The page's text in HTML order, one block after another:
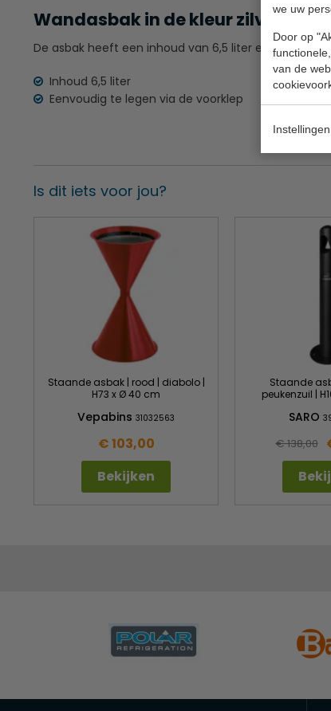
we uw
Door op
van de
Instellingen
Wandasbak in de kleur zilver
De asbak heeft een inhoud van 6,5 liter en is
Inhoud 6,5 liter
Eenvoudig te legen via de voorklep
Is dit iets voor jou?
Staande asbak | rood | diabolo |
H73 x Ø 40 cm
Vepabins 31032563
€ 103,00
Bekijken
Staande
peukenzuil |
SARO
€ 138,00